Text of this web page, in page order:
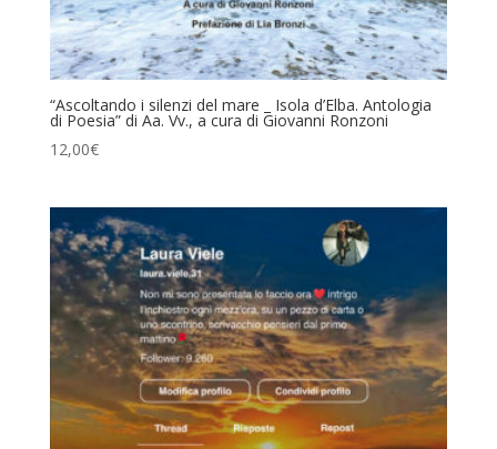
“Ascoltando i silenzi del mare _ Isola d’Elba. Antologia
di Poesia” di Aa. Vv., a cura di Giovanni Ronzoni
12,00€